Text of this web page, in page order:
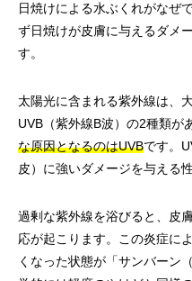
日焼けによる水ぶくれがなぜ
ず日焼けが皮膚に与えるダメ
す。
太陽光に含まれる紫外線は、
UVB（紫外線B波）の2種類が
な原因となるのはUVBです。
皮）に強いダメージを与える
過剰な紫外線を浴びると、皮
応が起こります。この炎症に
くなった状態が「サンバーン